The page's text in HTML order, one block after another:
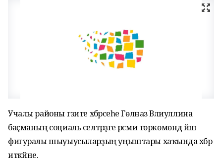
Учалы районы гәзите хәбәрсеһе Гөлназ Вәлиуллина
баҫманың социаль селтәрҙәге рәсми төркөмөндә йәш
фигуралы шыуыусыларҙың уңыштары хаҡында хәбәр
иткәйне.